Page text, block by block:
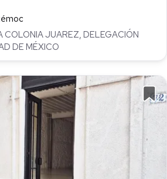
COLONIA JUAREZ, DELEGACIÓN
DE MÉXICO